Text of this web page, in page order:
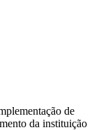
de
da instituição